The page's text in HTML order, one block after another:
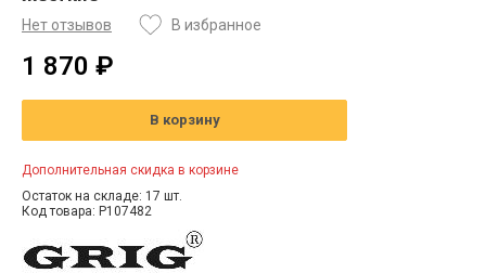
Нет отзывов В избранное
1 870 ₽
В корзину
Дополнительная скидка в корзине
Остаток на складе: 17 шт.
Код товара: P107482